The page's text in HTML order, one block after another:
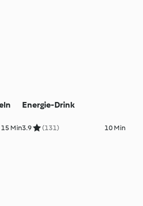
Min
Energie-Drink
3.9 (131) 10 Min